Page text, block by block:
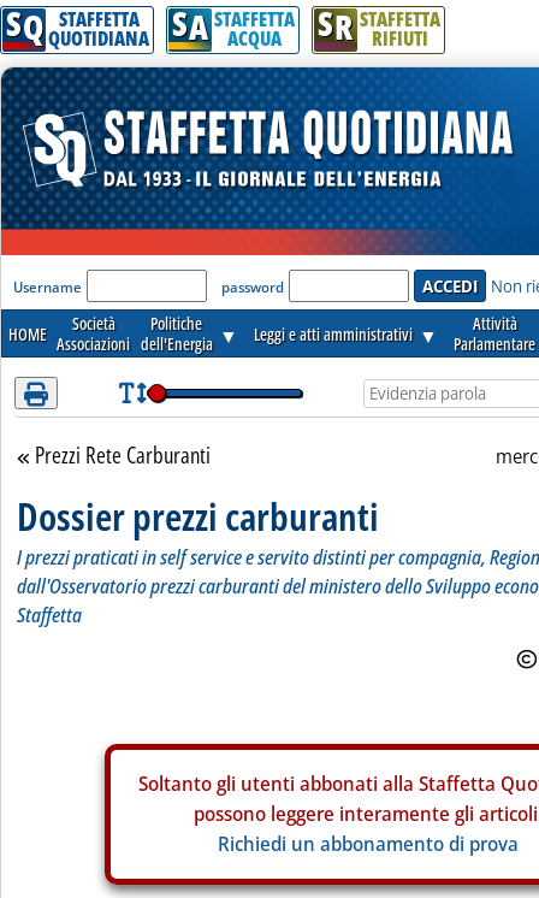
Attenzione! Esegui l'accesso per lèggere interamente la notizia.
SQ STAFFETTA
QUOTIDIANA SA STAFFETTA
ACQUA SR STAFFETTA
RIFIUTI
'Modulo Login per accedere'
Username password Non
HOME
Società
Associazioni
Politiche
dell'Energia ▼ Leggi e atti amministrativi ▼
Attività
Parlamentare
Torna alla sezione
Prezzi Rete Carburanti
Dossier prezzi carburanti
I prezzi praticati in self service e servito distinti per compagnia,
dall'Osservatorio prezzi carburanti del ministero dello Sviluppo
Staffetta
Soltanto gli utenti abbonati alla Staffetta
possono leggere interamente gli
Richiedi un abbonamento di prova